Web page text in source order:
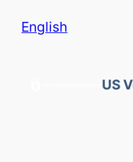
English
US